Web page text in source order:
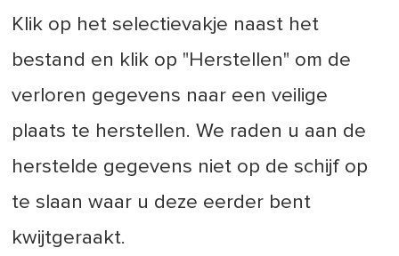
Klik op het selectievakje naast het
bestand en klik op "Herstellen" om de
verloren gegevens naar een veilige
plaats te herstellen. We raden u aan de
herstelde gegevens niet op de schijf op
te slaan waar u deze eerder bent
kwijtgeraakt.